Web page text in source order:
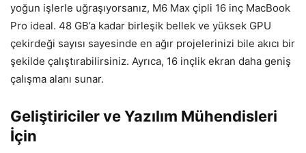
yoğun işlerle uğraşıyorsanız, M6 Max çipli 16 inç MacBook
Pro ideal. 48 GB’a kadar birleşik bellek ve yüksek GPU
çekirdeği sayısı sayesinde en ağır projelerinizi bile akıcı bir
şekilde çalıştırabilirsiniz. Ayrıca, 16 inçlik ekran daha geniş
çalışma alanı sunar.
Geliştiriciler ve Yazılım Mühendisleri
İçin